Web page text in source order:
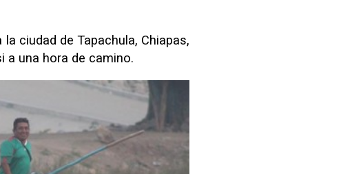
ciudad de Tapachula, Chiapas,
a una hora de camino.